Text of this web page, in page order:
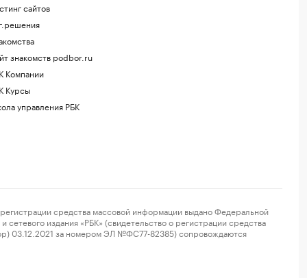
сайтов
знакомств podbor.ru
Компании
Курсы
управления РБК
средства массовой информации выдано Федеральной
издания «РБК» (свидетельство о регистрации средства
03.12.2021 за номером ЭЛ №ФС77-82385) сопровождаются